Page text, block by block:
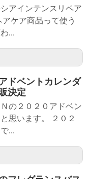
アインテンスリペア
ケア商品って使う
...
ドベントカレンダ
決定
の２０２０アドベン
思います。 ２０２
...